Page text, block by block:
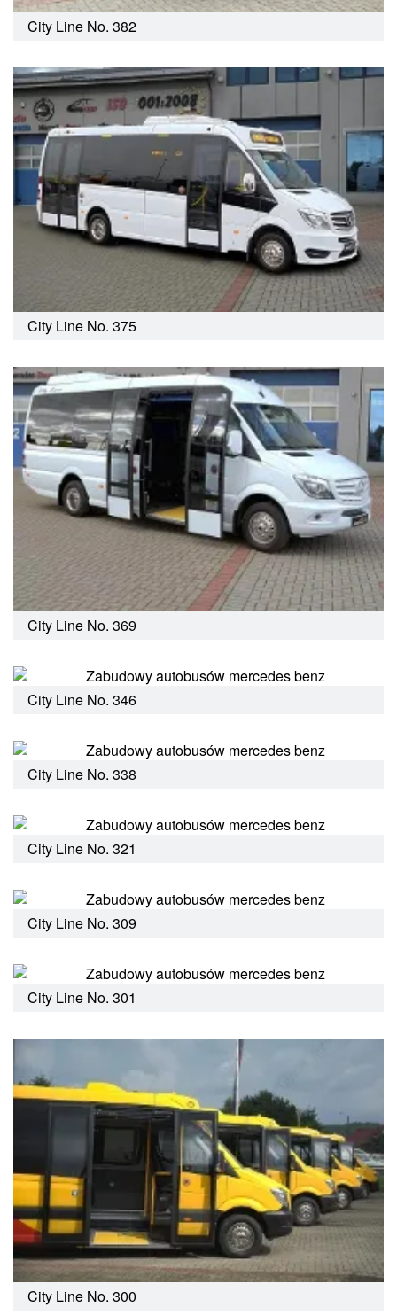
City Line No. 382
City Line No. 375
City Line No. 369
City Line No. 346
City Line No. 338
City Line No. 321
City Line No. 309
City Line No. 301
City Line No. 300